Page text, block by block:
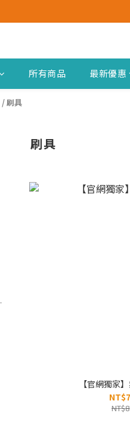
所有商品 最新優惠
/刷具
刷具
【官網獨家